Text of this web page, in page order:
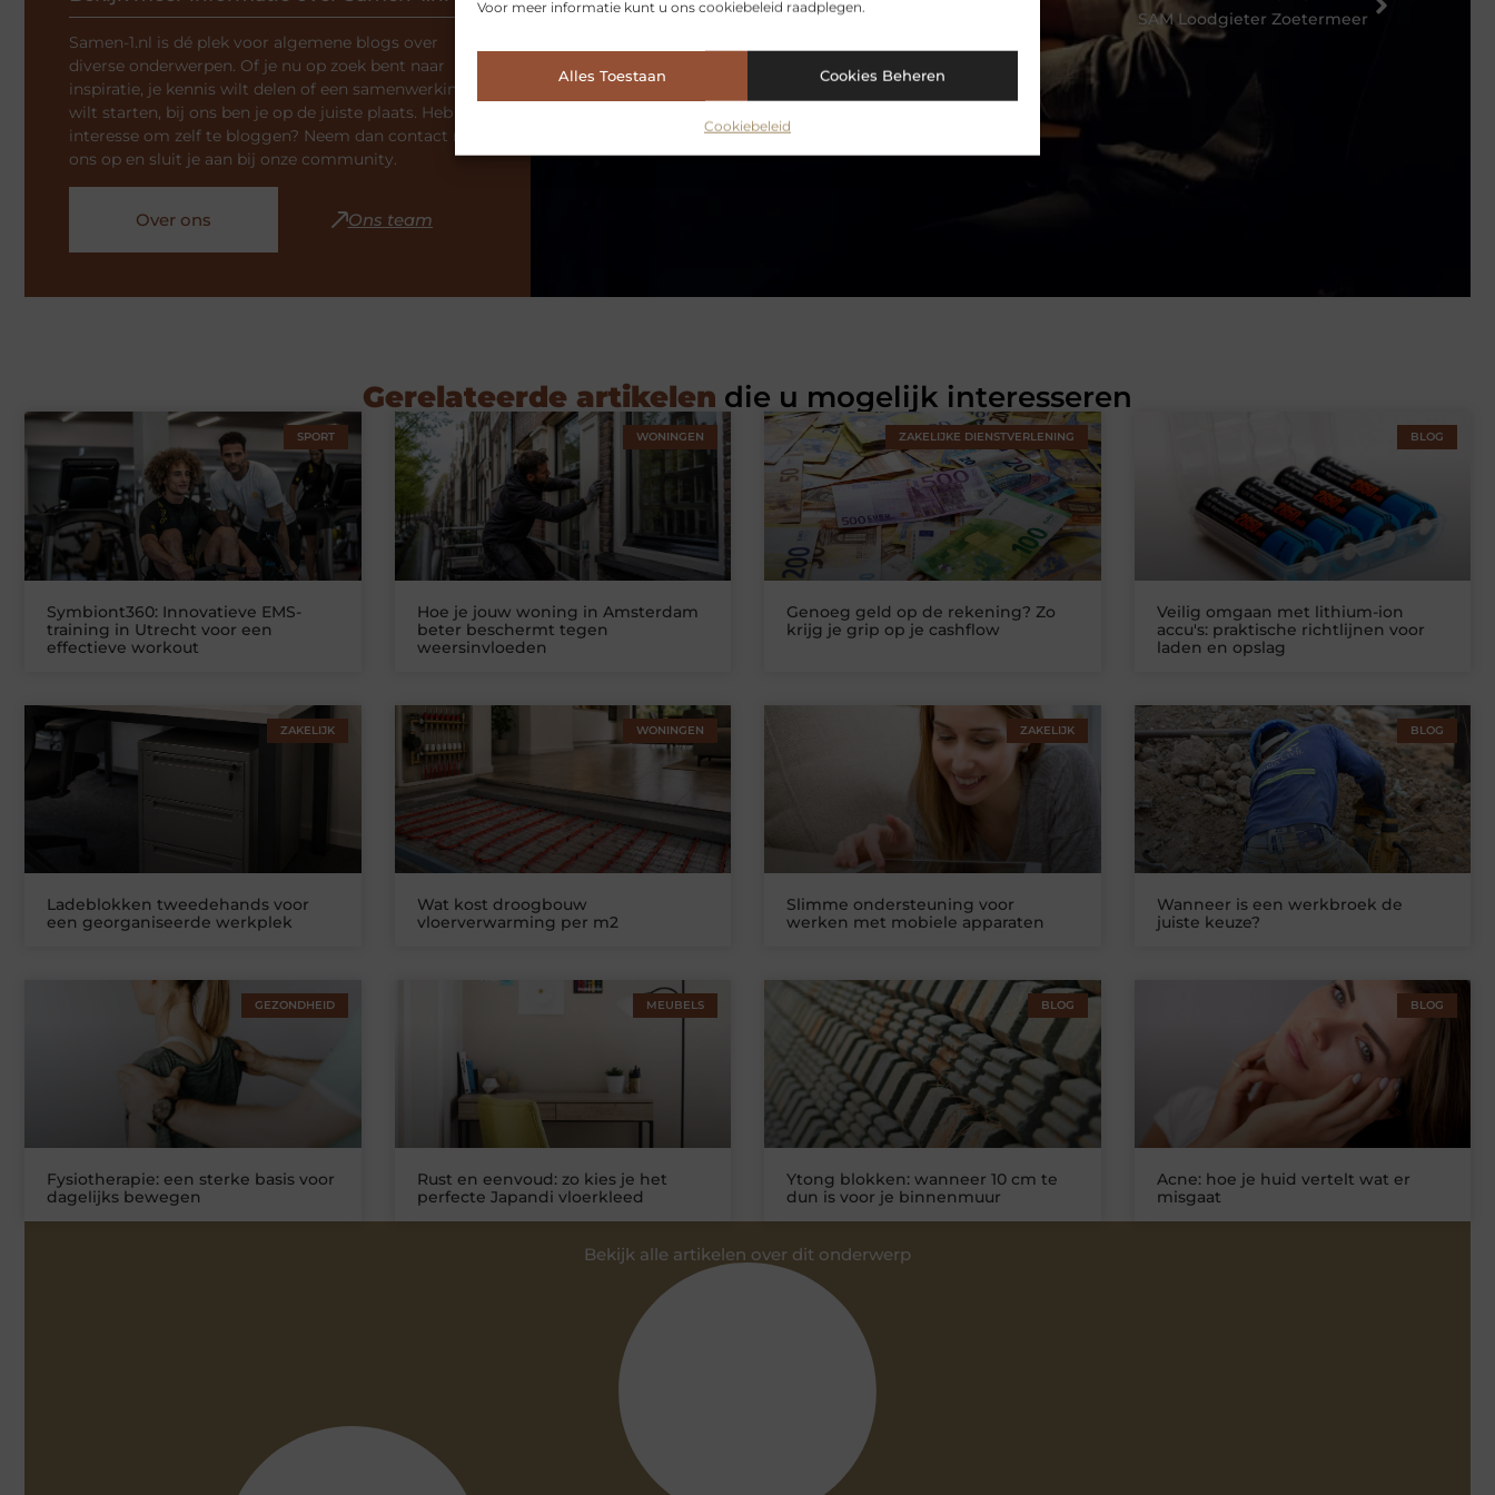
Voor meer informatie kunt u ons cookiebeleid raadplegen.
Alles Toestaan Cookies Beheren
Cookiebeleid
Samen-1.nl is dé plek voor algemene blogs over
diverse onderwerpen. Of je nu op zoek bent naar
inspiratie, je kennis wilt delen of een samenwerking
wilt starten, bij ons ben je op de juiste plaats. Heb je
interesse om zelf te bloggen? Neem dan contact met
ons op en sluit je aan bij onze community.
Over ons Ons team
SAM Loodgieter Zoetermeer
Gerelateerde artikelen die u mogelijk interesseren
SPORT
Symbiont360: Innovatieve EMS-
training in Utrecht voor een
effectieve workout
WONINGEN
Hoe je jouw woning in Amsterdam
beter beschermt tegen
weersinvloeden
ZAKELIJKE DIENSTVERLENING
Genoeg geld op de rekening? Zo
krijg je grip op je cashflow
BLOG
Veilig omgaan met lithium-ion
accu's: praktische richtlijnen voor
laden en opslag
ZAKELIJK
Ladeblokken tweedehands voor
een georganiseerde werkplek
WONINGEN
Wat kost droogbouw
vloerverwarming per m2
ZAKELIJK
Slimme ondersteuning voor
werken met mobiele apparaten
BLOG
Wanneer is een werkbroek de
juiste keuze?
GEZONDHEID
Fysiotherapie: een sterke basis voor
dagelijks bewegen
MEUBELS
Rust en eenvoud: zo kies je het
perfecte Japandi vloerkleed
BLOG
Ytong blokken: wanneer 10 cm te
dun is voor je binnenmuur
BLOG
Acne: hoe je huid vertelt wat er
misgaat
Bekijk alle artikelen over dit onderwerp